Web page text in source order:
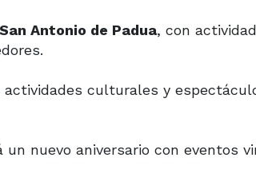
Antonio de Padua, con
culturales y
nuevo aniversario con eventos